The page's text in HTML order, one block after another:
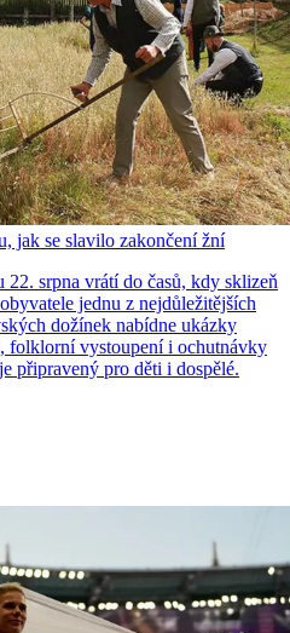
jak se slavilo zakončení žní
srpna vrátí do časů, kdy sklizeň
jednu z nejdůležitějších
dožínek nabídne ukázky
folklorní vystoupení i ochutnávky
připravený pro děti i dospělé.